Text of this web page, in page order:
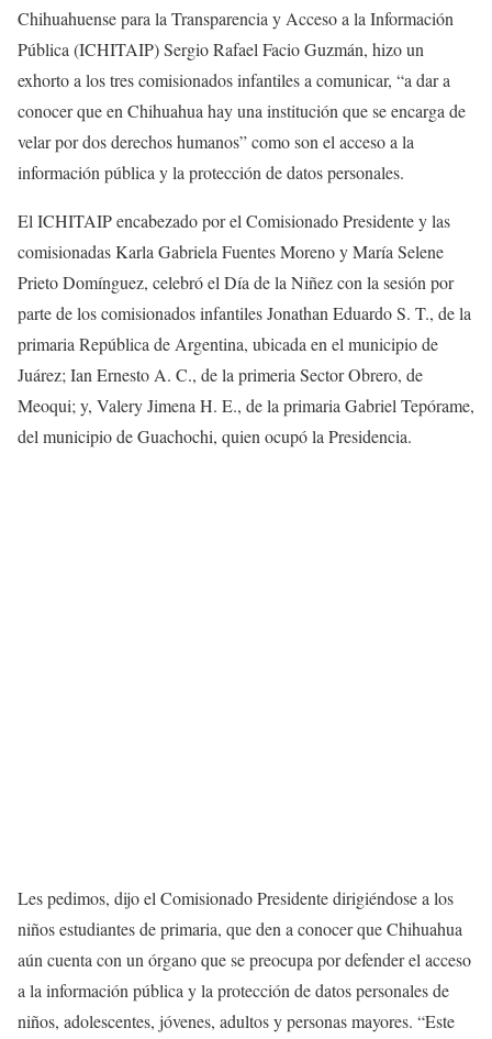
Chihuahuense para la Transparencia y Acceso a la Información
Pública (ICHITAIP) Sergio Rafael Facio Guzmán, hizo un
exhorto a los tres comisionados infantiles a comunicar, “a dar a
conocer que en Chihuahua hay una institución que se encarga de
velar por dos derechos humanos” como son el acceso a la
información pública y la protección de datos personales.
El ICHITAIP encabezado por el Comisionado Presidente y las
comisionadas Karla Gabriela Fuentes Moreno y María Selene
Prieto Domínguez, celebró el Día de la Niñez con la sesión por
parte de los comisionados infantiles Jonathan Eduardo S. T., de la
primaria República de Argentina, ubicada en el municipio de
Juárez; Ian Ernesto A. C., de la primeria Sector Obrero, de
Meoqui; y, Valery Jimena H. E., de la primaria Gabriel Tepórame,
del municipio de Guachochi, quien ocupó la Presidencia.
Les pedimos, dijo el Comisionado Presidente dirigiéndose a los
niños estudiantes de primaria, que den a conocer que Chihuahua
aún cuenta con un órgano que se preocupa por defender el acceso
a la información pública y la protección de datos personales de
niños, adolescentes, jóvenes, adultos y personas mayores. “Este